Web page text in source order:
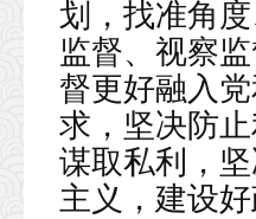
划，找准角
监督、视察
督更好融入
求，坚决防
谋取私利，
主义，建设